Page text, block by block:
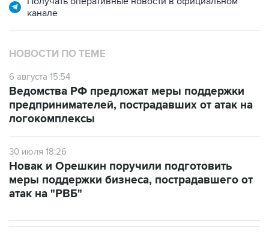
канале
НОВОСТИ ПО ТЕМЕ
6 августа 15:54
Ведомства РФ предложат меры поддержки
предпринимателей, пострадавших от атак на
логокомплексы
30 июля 18:26
Новак и Орешкин поручили подготовить
меры поддержки бизнеса, пострадавшего от
атак на "РВБ"